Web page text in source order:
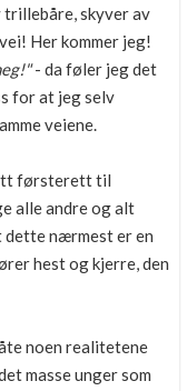
trillebåre, skyver av
Her kommer jeg!
- da føler jeg det
for at jeg selv
veiene.
førsterett til
alle andre og alt
dette nærmest er en
hest og kjerre, den
noen realitetene
masse unger som